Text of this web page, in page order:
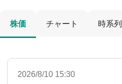
株価 チャート 時系
2026/8/10 15:30